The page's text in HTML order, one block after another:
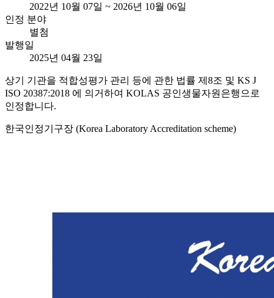
2022년 10월 07일 ~ 2026년 10월 06일
인정 분야
별첨
발행일
2025년 04월 23일
상기 기관을 적합성평가 관리 등에 관한 법률 제8조 및 KS J
ISO 20387:2018 에 의거하여 KOLAS 공인생물자원은행으로
인정합니다.
한국인정기구장 (Korea Laboratory Accreditation scheme)